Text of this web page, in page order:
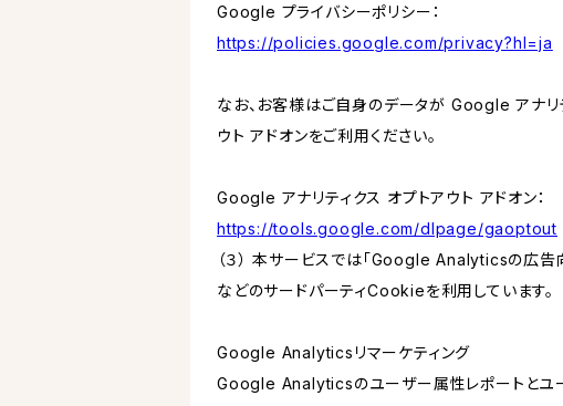
Google プライバシーポリシー：
https://policies.google.com/privacy?hl=ja
なお、お客様はご自身のデータが Google アナ
ウト アドオンをご利用ください。
Google アナリティクス オプトアウト アドオン：
https://tools.google.com/dlpage/gaoptout
（３） 本サービスでは「Google Analyticsの広
などのサードパーティCookieを利用しています。
Google Analyticsリマーケティング
Google Analyticsのユーザー属性レポートとユ